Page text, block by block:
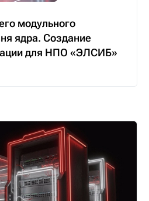
модульного
ядра. Создание
для НПО «ЭЛСИБ»